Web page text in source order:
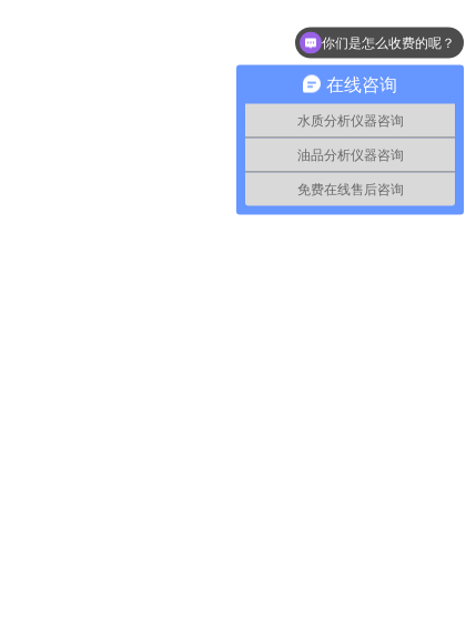
在线咨询
水质分析仪器咨询
油品分析仪器咨询
免费在线售后咨询
现在有优惠活动么？